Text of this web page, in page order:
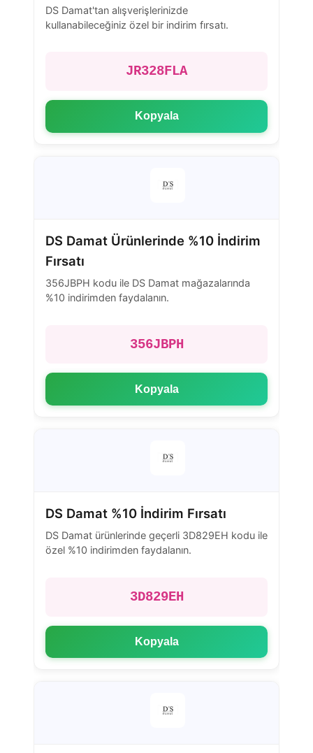
DS Damat'tan alışverişlerinizde
kullanabileceğiniz özel bir indirim fırsatı.
JR328FLA
Kopyala
DS Damat Ürünlerinde %10 İndirim
Fırsatı
356JBPH kodu ile DS Damat mağazalarında
%10 indirimden faydalanın.
356JBPH
Kopyala
DS Damat %10 İndirim Fırsatı
DS Damat ürünlerinde geçerli 3D829EH kodu ile
özel %10 indirimden faydalanın.
3D829EH
Kopyala